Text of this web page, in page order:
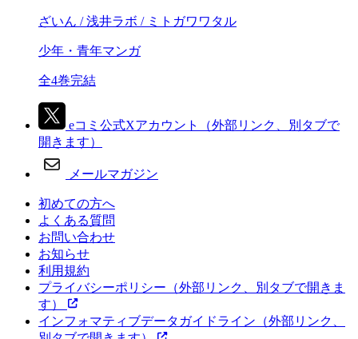
ざいん / 浅井ラボ / ミトガワワタル
少年・青年マンガ
全4巻完結
eコミ公式Xアカウント
（外部リンク、別タブで
開きます）
メールマガジン
初めての方へ
よくある質問
お問い合わせ
お知らせ
利用規約
プライバシーポリシー （外部リンク、別タブで開きま
す）
インフォマティブデータガイドライン （外部リンク、